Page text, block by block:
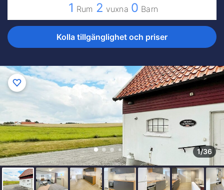
1 Rum 2 vuxna 0 Barn
Kolla tillgänglighet och priser
1/36